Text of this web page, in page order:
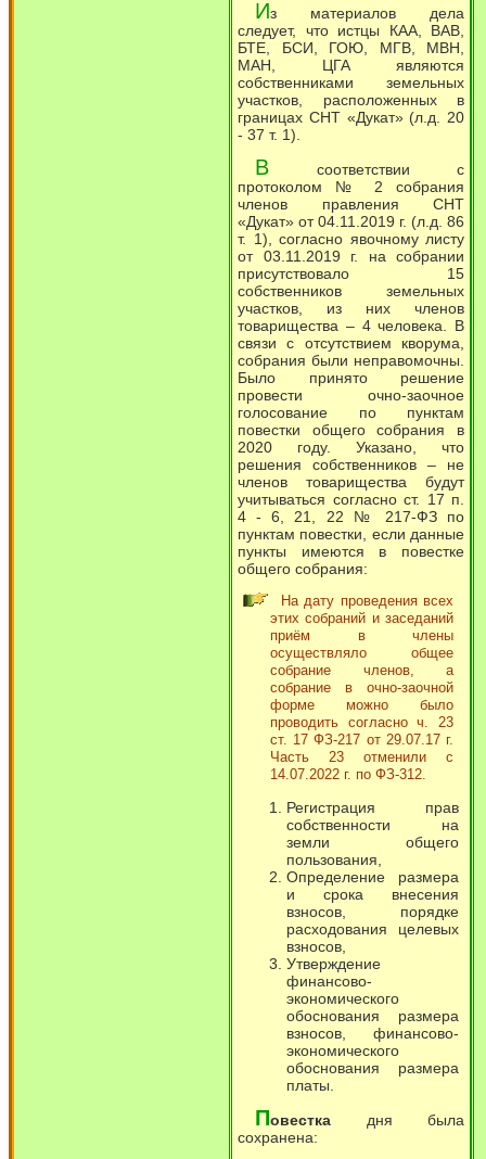
Из материалов дела
следует, что истцы КАА, ВАВ,
БТЕ, БСИ, ГОЮ, МГВ, МВН,
МАН, ЦГА являются
собственниками земельных
участков, расположенных в
границах СНТ «Дукат» (л.д. 20
- 37 т. 1).
В соответствии с
протоколом № 2 собрания
членов правления СНТ
«Дукат» от 04.11.2019 г. (л.д. 86
т. 1), согласно явочному листу
от 03.11.2019 г. на собрании
присутствовало 15
собственников земельных
участков, из них членов
товарищества – 4 человека. В
связи с отсутствием кворума,
собрания были неправомочны.
Было принято решение
провести очно-заочное
голосование по пунктам
повестки общего собрания в
2020 году. Указано, что
решения собственников – не
членов товарищества будут
учитываться согласно ст. 17 п.
4 - 6, 21, 22 № 217-ФЗ по
пунктам повестки, если данные
пункты имеются в повестке
общего собрания:
На дату проведения всех
этих собраний и заседаний
приём в члены
осуществляло общее
собрание членов, а
собрание в очно-заочной
форме можно было
проводить согласно ч. 23
ст. 17 ФЗ-217 от 29.07.17 г.
Часть 23 отменили с
14.07.2022 г. по ФЗ-312.
Регистрация прав
собственности на
земли общего
пользования,
Определение размера
и срока внесения
взносов, порядке
расходования целевых
взносов,
Утверждение
финансово-
экономического
обоснования размера
взносов, финансово-
экономического
обоснования размера
платы.
Повестка дня была
сохранена: